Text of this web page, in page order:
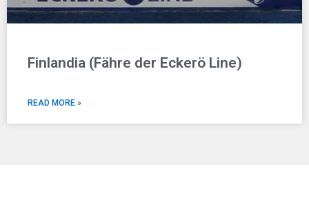
Finlandia (Fähre der Eckerö Line)
READ MORE »